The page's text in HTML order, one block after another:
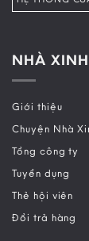
NHÀ XINH
Giới thiệu
Chuyện Nhà
Tổng công ty
Tuyển dụng
Thẻ hội viên
Đổi trả hàng